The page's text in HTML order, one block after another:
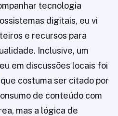
tecnologia
digitais, eu vi
e recursos para
Inclusive, um
em discussões locais foi
que costuma ser citado por
de conteúdo com
mas a lógica de